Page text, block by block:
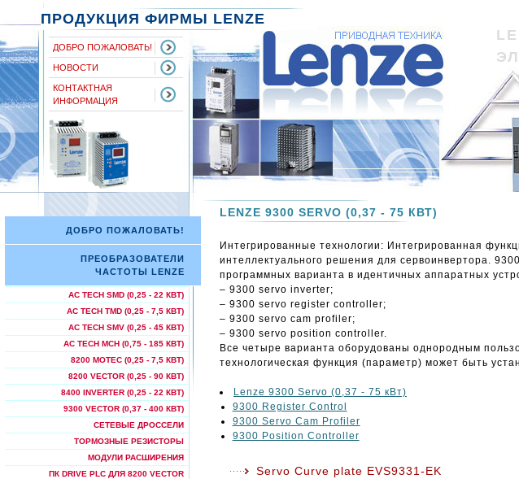
ПРОДУКЦИЯ ФИРМЫ LENZE
ДОБРО ПОЖАЛОВАТЬ!
НОВОСТИ
КОНТАКТНАЯ
ИНФОРМАЦИЯ
ДОБРО ПОЖАЛОВАТЬ!
ПРЕОБРАЗОВАТЕЛИ
ЧАСТОТЫ LENZE
AC TECH SMD (0,25 - 22 КВТ)
AC TECH TMD (0,25 - 7,5 КВТ)
AC TECH SMV (0,25 - 45 КВТ)
AC TECH МСН (0,75 - 185 КВТ)
8200 MOTEC (0,25 - 7,5 КВТ)
8200 VECTOR (0,25 - 90 КВТ)
8400 INVERTER (0,25 - 22 КВТ)
9300 VECTOR (0,37 - 400 КВТ)
СЕТЕВЫЕ ДРОССЕЛИ
ТОРМОЗНЫЕ РЕЗИСТОРЫ
МОДУЛИ РАСШИРЕНИЯ
ПК DRIVE PLC ДЛЯ 8200 VECTOR
LENZE 9300 SERVO (0,37 - 75 КВТ)
Интегрированные технологии: Интегрированная
интеллектуального решения для сервоинвертора.
программных варианта в идентичных аппаратных
– 9300 servo inverter;
– 9300 servo register controller;
– 9300 servo cam profiler;
– 9300 servo position controller.
Все четыре варианта оборудованы однородным
технологическая функция (параметр) может быть
Lenze 9300 Servo (0,37 - 75 кВт)
9300 Register Control
9300 Servo Cam Profiler
9300 Position Controller
Servo Curve plate EVS9331-EK